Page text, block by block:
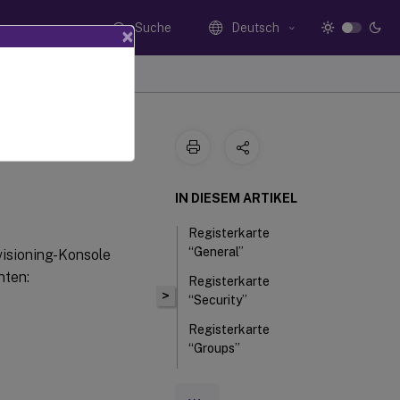
Suche Deutsch
Konsole
>
IN DIESEM ARTIKEL
Registerkarte
“General”
Registerkarte
“Security”
Registerkarte
“Groups”
×